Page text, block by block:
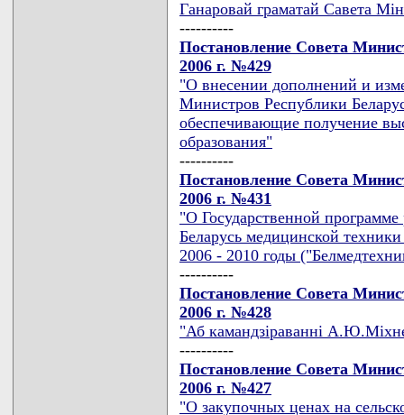
Ганаровай граматай Савета
----------
Постановление Совета
2006 г. №429
"О внесении дополнений и
Министров Республики
обеспечивающие получение
образования"
----------
Постановление Совета
2006 г. №431
"О Государственной программе
Беларусь медицинской
2006 - 2010 годы
----------
Постановление Совета
2006 г. №428
"Аб камандзiраваннi
----------
Постановление Совета
2006 г. №427
"О закупочных ценах на